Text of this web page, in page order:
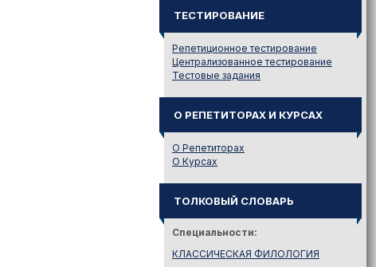
ТЕСТИРОВАНИЕ
Репетиционное тестирование
Централизованное тестирование
Тестовые задания
О РЕПЕТИТОРАХ И КУРСАХ
О Репетиторах
О Курсах
ТОЛКОВЫЙ СЛОВАРЬ
Специальности:
КЛАССИЧЕСКАЯ ФИЛОЛОГИЯ